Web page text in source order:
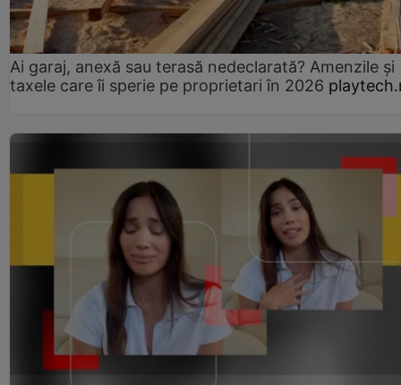
Ai garaj, anexă sau terasă nedeclarată? Amenzile și
taxele care îi sperie pe proprietari în 2026